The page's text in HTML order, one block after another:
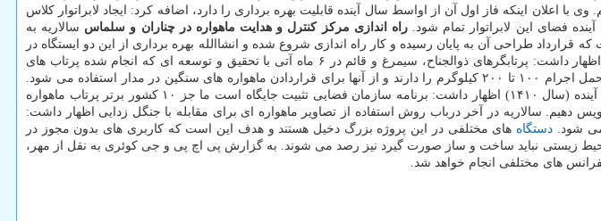
اینکه فاز اول آن از اواسط سال آینده قابلیت بهره برداری را دارد، اضافه کرد: ایجاد لابراتوار کلاس
راه اندازی مرکز کنترل و هدایت ماهواره در چناران و سلماس سالاریه به
طراحی آن به پایان رسیده و کار راه اندازی شروع شده و انشاالله بهره برداری از این دو ایستگاه در
رییس سازمان فضایی درباب پرتاب گرها اظهار داشت: پرتابگرهای ذوالجناح، سیمرغ و قائم در ۶ ماه آتی با تحقیق و توسعه ای که انجام شده پرتاب های
استفاده می شود.
ایشان سپس درباب وضعیت و رتبه ایران در عرصه فضایی در ده سال آینده (سال ۱۴۱۰) اظهار داشت: برنامه سازمان فضایی تثبیت جایگاه است ما جز ۱۰ کشور برتر پرتاب ماهواره
دهیم. سالاریه در آخر درباب روش استفاده از تصاویر ماهواره ای برای مقابله با جنگل زدایی اظهار داشت:
شود. دستگاه های مختلفی در این پروژه بزرگ دخیل هستند و هدف این است که کاربری های بدون مجوز در
زیستی نباید ساخت و ساز صورت گیرد نیز رصد می شوند. به گزارش پی اچ پی و جی کوئری به نقل از مهر،